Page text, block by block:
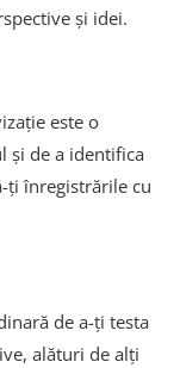
și idei.
este o
și de a identifica
ți înregistrările cu
de a-ți testa
alături de alți